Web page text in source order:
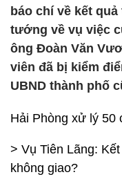
báo chí về kết
tướng về vụ việc
ông Đoàn Văn
viên đã bị kiểm
UBND thành phố
Hải Phòng xử lý 50
> Vụ Tiên Lãng:
không giao?